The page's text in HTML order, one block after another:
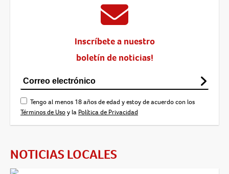
Inscríbete a nuestro
boletín de noticias!
Tengo al menos 18 años de edad y estoy de acuerdo con los
Términos de Usoy la Política de Privacidad
NOTICIAS LOCALES